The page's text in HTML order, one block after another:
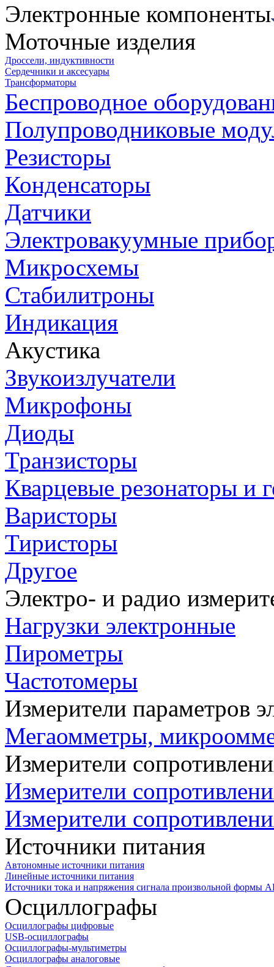
Электронные компоненты
Моточные изделия
Дроссели, индуктивности
Сердечники и аксесуары
Трансформаторы
Беспроводное
Полупроводниковые
Резисторы
Конденсаторы
Датчики
Электровакуумные
Микросхемы
Стабилитроны
Индикация
Акустика
Звукоизлучатели
Микрофоны
Диоды
Транзисторы
Кварцевые резонаторы и
Варисторы
Тиристоры
Другое
Электро- и радио
Нагрузки электронные
Пирометры
Частотомеры
Измерители параметров
Мегаомметры,
Измерители
Измерители
Измерители
Источники питания
Автономные источники питания
Линейные источники питания
Источники тока и напряжения сигнала произвольной формы
Осциллографы
Осциллографы цифровые
USB-осциллографы
Осциллографы-мультиметры
Осциллографы аналоговые